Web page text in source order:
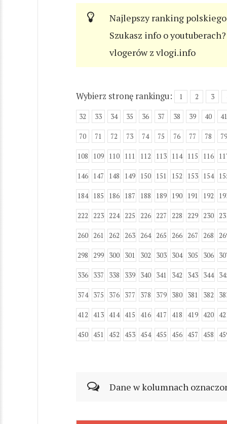
Najlepszy ranking
Szukasz info o
vlogerów z vlogi.info
Wybierz stronę rankingu: 1 2 3
32 33 34 35 36 37 38 39 40 41
70 71 72 73 74 75 76 77 78 79
108 109 110 111 112 113 114 115 116
146 147 148 149 150 151 152 153 154
184 185 186 187 188 189 190 191 192
222 223 224 225 226 227 228 229 230
260 261 262 263 264 265 266 267 268
298 299 300 301 302 303 304 305 306
336 337 338 339 340 341 342 343 344
374 375 376 377 378 379 380 381 382
412 413 414 415 416 417 418 419 420
450 451 452 453 454 455 456 457 458
Dane w kolumnach